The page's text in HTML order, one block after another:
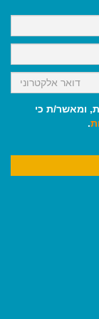
ומאשר/ת כי
.